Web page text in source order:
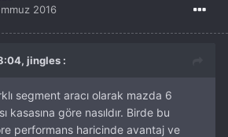
2016
jingles :
segment aracı olarak mazda 6
kasasına göre nasıldır. Birde bu
performans haricinde avantaj ve